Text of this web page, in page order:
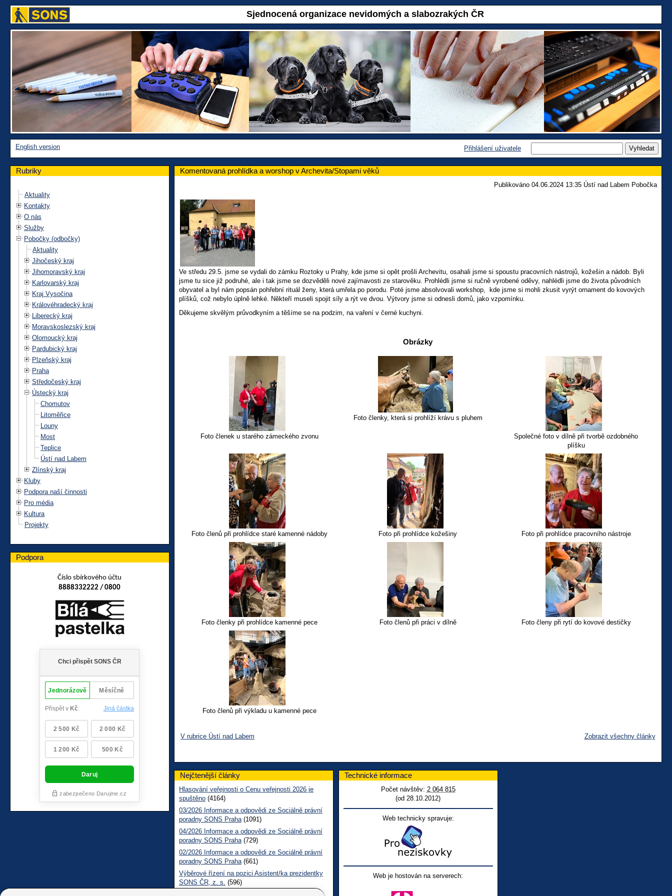
Sjednocená organizace nevidomých a slabozrakých ČR
English version Přihlášení uživatele
Rubriky
Aktuality
Kontakty
O nás
Služby
Pobočky (odbočky)
Aktuality
Jihočeský kraj
Jihomoravský kraj
Karlovarský kraj
Kraj Vysočina
Královéhradecký kraj
Liberecký kraj
Moravskoslezský kraj
Olomoucký kraj
Pardubický kraj
Plzeňský kraj
Praha
Středočeský kraj
Ústecký kraj
Chomutov
Litoměřice
Louny
Most
Teplice
Ústí nad Labem
Zlínský kraj
Kluby
Podpora naší činnosti
Pro média
Kultura
Projekty
Komentovaná prohlídka a worshop v Archevita/Stopami věků
Publikováno 04.06.2024 13:35 Ústí nad Labem Pobočka
Ve středu 29.5. jsme se vydali do zámku Roztoky u Prahy, kde jsme si opět prošli Archevitu, osahali jsme si spoustu pracovních nástrojů, kožešin a nádob. Byli
jsme tu sice již podruhé, ale i tak jsme se dozvěděli nové zajímavosti ze starověku. Prohlédli jsme si ručně vyrobené oděvy, nahlédli jsme do života původních
obyvatel a byl nám popsán pohřební rituál ženy, která umřela po porodu. Poté jsme absolvovali workshop, kde jsme si mohli zkusit vyrýt ornament do kovových
plíšků, což nebylo úplně lehké. Někteří museli spojit síly a rýt ve dvou. Výtvory jsme si odnesli domů, jako vzpomínku.
Děkujeme skvělým průvodkyním a těšíme se na podzim, na vaření v černé kuchyni.
Obrázky
Foto členek u starého zámeckého zvonu
Foto členky, která si prohlíží krávu s pluhem
Společné foto v dílně při tvorbě ozdobného
plíšku
Foto členů při prohlídce staré kamenné nádoby Foto při prohlídce kožešiny Foto při prohlídce pracovního nástroje
Foto členky při prohlídce kamenné pece Foto členů při práci v dílně Foto členy při rytí do kovové destičky
Foto členů při výkladu u kamenné pece
V rubrice Ústí nad Labem Zobrazit všechny články
Podpora
Číslo sbírkového účtu
8888332222 / 0800
Nejčtenější články
Hlasování veřejnosti o Cenu veřejnosti 2026 je
spuštěno (4164)
03/2026 Informace a odpovědi ze Sociálně právní
poradny SONS Praha (1091)
04/2026 Informace a odpovědi ze Sociálně právní
poradny SONS Praha (729)
02/2026 Informace a odpovědi ze Sociálně právní
poradny SONS Praha (661)
Výběrové řízení na pozici Asistent/ka prezidentky
SONS ČR, z. s. (596)
Technické informace
Počet návštěv: 2 064 815
(od 28.10.2012)
Web technicky spravuje:
Web je hostován na serverech: